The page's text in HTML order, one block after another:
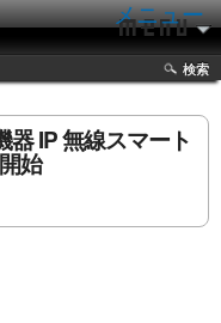
メニュー
検索
IP 無線スマート
始